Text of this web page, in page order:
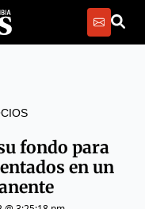
fondo para
en un